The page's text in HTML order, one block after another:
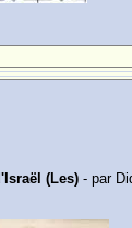
(Les) - par